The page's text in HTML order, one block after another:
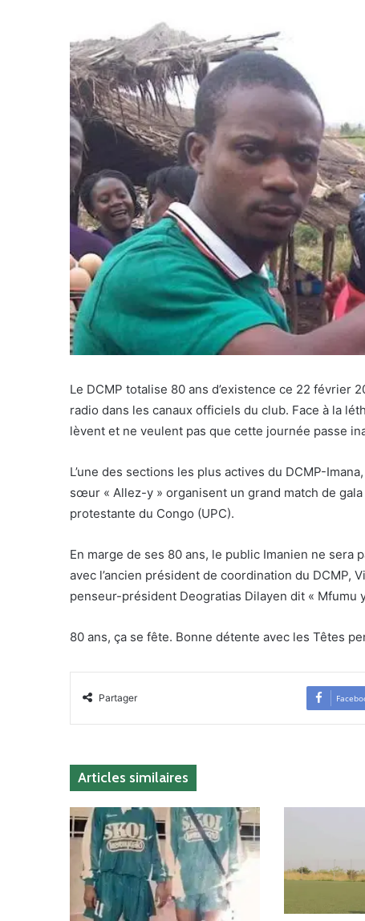
Le DCMP totalise 80 ans d’existence ce 22 février
radio dans les canaux officiels du club. Face à la
lèvent et ne veulent pas que cette journée passe
L’une des sections les plus actives du DCMP-
sœur « Allez-y » organisent un grand match de
protestante du Congo (UPC).
En marge de ses 80 ans, le public Imanien ne
avec l’ancien président de coordination du DCMP,
penseur-président Deogratias Dilayen dit « Mfumu
80 ans, ça se fête. Bonne détente avec les Têtes
Partager
Articles similaires